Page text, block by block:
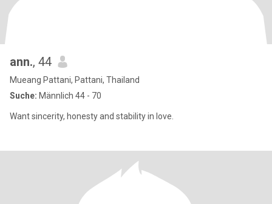
ann., 44
Mueang Pattani, Pattani, Thailand
Suche: Männlich 44 - 70
Want sincerity, honesty and stability in love.